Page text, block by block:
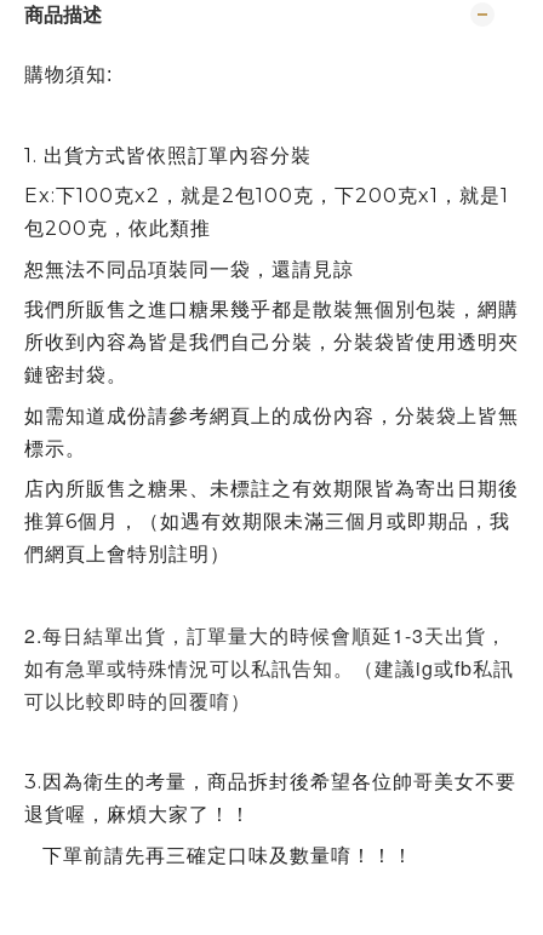
商品描述
購物須知:
1. 出貨方式皆依照訂單內容分裝
Ex:下100克x2，就是2包100克，下200克x1，就是1
包200克，依此類推
恕無法不同品項裝同一袋，還請見諒
我們所販售之進口糖果幾乎都是散裝無個別包裝，網購
所收到內容為皆是我們自己分裝，分裝袋皆使用透明夾
鏈密封袋。
如需知道成份請參考網頁上的成份內容，分裝袋上皆無
標示。
店內所販售之糖果、未標註之有效期限皆為寄出日期後
推算6個月，（如遇有效期限未滿三個月或即期品，我
們網頁上會特別註明）
2.每日結單出貨，訂單量大的時候會順延1-3天出貨，
如有急單或特殊情況可以私訊告知。（建議ig或fb私訊
可以比較即時的回覆唷）
3.因為衛生的考量，商品拆封後希望各位帥哥美女不要
退貨喔，麻煩大家了！！
下單前請先再三確定口味及數量唷！！！